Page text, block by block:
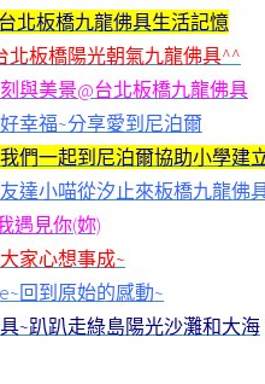
北板橋九龍佛具生活記憶
北板橋陽光朝氣九龍佛具^^
與美景@台北板橋九龍佛具
幸福~分享愛到尼泊爾
們一起到尼泊爾協助小學建
達小喵從汐止來板橋九龍佛
遇見你(妳)
家心想事成~
回到原始的感動~
~趴趴走綠島陽光沙灘和大海